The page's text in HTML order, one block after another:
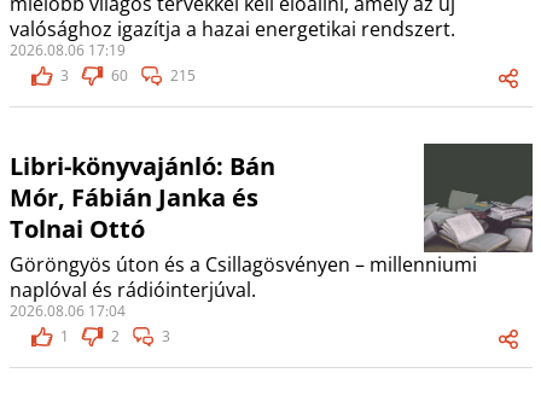
valósághoz igazítja a hazai energetikai rendszert.
2026.08.06 17:19
3
60 215
Libri-könyvajánló: Bán
Mór, Fábián Janka és
Tolnai Ottó
Göröngyös úton és a Csillagösvényen – millenniumi
naplóval és rádióinterjúval.
2026.08.06 17:04
1
2 3